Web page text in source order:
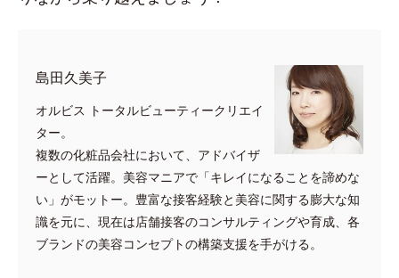
​島田久美子
オルビス トータルビューティークリエイ
ター。
複数の化粧品会社において、アドバイザ
ーとして活躍。美容マニアで「キレイになることを諦めな
い」がモットー。豊富な接客経験と美容に関する膨大な知
識を元に、現在は店舗接客のコンサルティングや育成、各
ブランドの美容コンセプトの構築支援を手がける。